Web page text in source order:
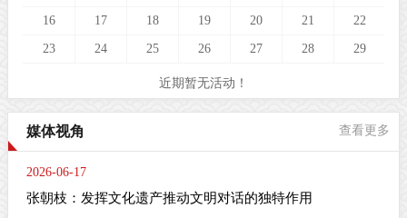
16 17 18 19 20 21 22
23 24 25 26 27 28 29
近期暂无活动！
媒体视角 查看更多
2026-06-17
张朝枝：发挥文化遗产推动文明对话的独特作用